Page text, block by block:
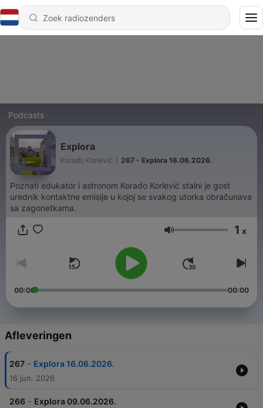
Podcasts
Explora
Korado Korlević 267 - Explora 16.06.2026.
Poznati edukator i astronom Korado Korlević stalni je gost
urednik kontaktne emisije u kojoj se svakog utorka obračunava
sa zagonetkama.
Volume 1 x
00:00 00:00
Afleveringen
267 - Explora 16.06.2026.
16 jun. 2026
266 - Explora 09.06.2026.